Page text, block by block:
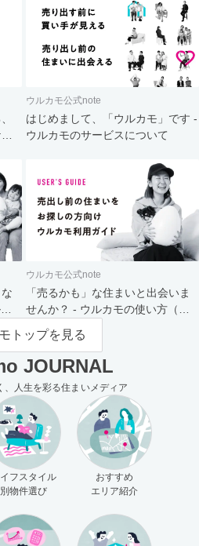
ウルカモ公式note
はじめまして、「ウルカモ」です -
ウルカモのサービスについて
ウルカモ公式note
「売るかも」な住まいと出会いま
せんか？ - ウルカモの使い方（買
主さま向け）
トップを見る
JOURNAL
、人生を彩る住まいメディア
フスタイル
別物件選び
おすすめ
エリア紹介